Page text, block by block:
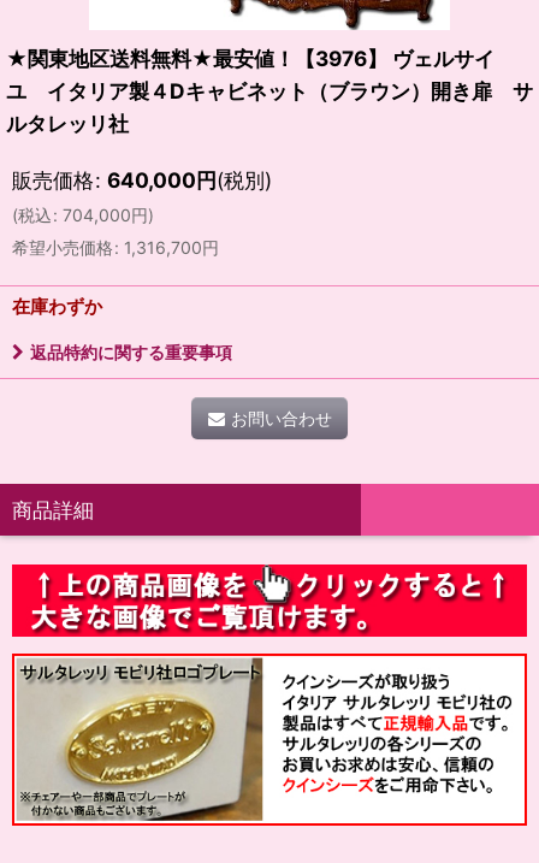
★関東地区送料無料★最安値！【3976】 ヴェルサイ
ユ イタリア製４Dキャビネット（ブラウン）開き扉 サ
ルタレッリ社
販売価格: 640,000円(税別)
(税込: 704,000円)
希望小売価格: 1,316,700円
在庫わずか
返品特約に関する重要事項
お問い合わせ
商品詳細